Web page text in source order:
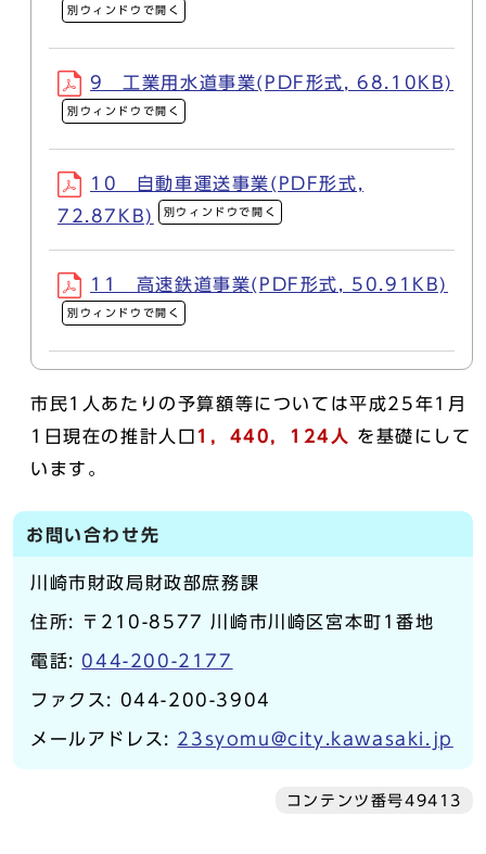
別ウィンドウで開く
9 工業用水道事業(PDF形式, 68.10KB)
別ウィンドウで開く
10 自動車運送事業(PDF形式,
72.87KB)
別ウィンドウで開く
11 高速鉄道事業(PDF形式, 50.91KB)
別ウィンドウで開く
市民1人あたりの予算額等については平成25年1月
1日現在の推計人口 1，440，124人
を基礎にして
います。
お問い合わせ先
川崎市財政局財政部庶務課
住所: 〒210-8577 川崎市川崎区宮本町1番地
電話: 044-200-2177
ファクス: 044-200-3904
メールアドレス: 23syomu@city.kawasaki.jp
コンテンツ番号49413